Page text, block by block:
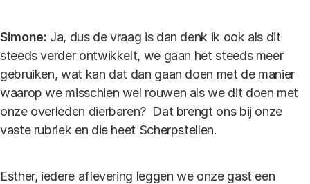
Simone: Ja, dus de vraag is dan denk ik ook als dit
steeds verder ontwikkelt, we gaan het steeds meer
gebruiken, wat kan dat dan gaan doen met de manier
waarop we misschien wel rouwen als we dit doen met
onze overleden dierbaren? Dat brengt ons bij onze
vaste rubriek en die heet Scherpstellen.
Esther, iedere aflevering leggen we onze gast een